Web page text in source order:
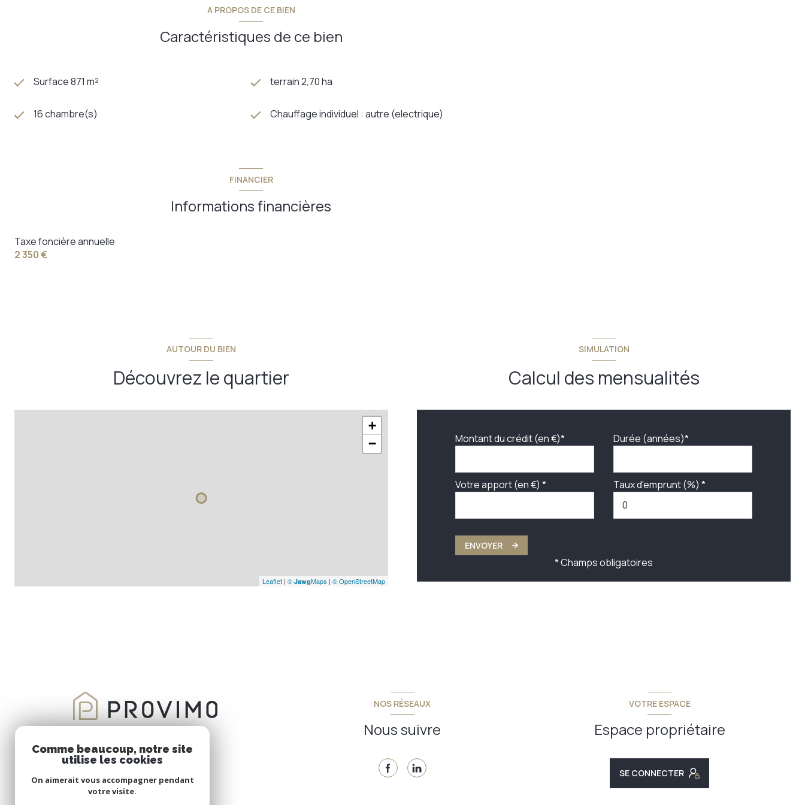
A PROPOS DE CE BIEN
Caractéristiques de ce bien
Surface 871 m² terrain 2,70 ha
16 chambre(s) Chauffage individuel : autre (electrique)
FINANCIER
Informations financières
Taxe foncière annuelle
2 350 €
AUTOUR DU BIEN
Découvrez le quartier
+
−
Leaflet | © JawgMaps | © OpenStreetMap
SIMULATION
Calcul des mensualités
Montant du crédit (en €)* Durée (années)*
Votre apport (en €) * Taux d'emprunt (%) *
ENVOYER
* Champs obligatoires
NOS RÉSEAUX
Nous suivre
VOTRE ESPACE
Espace propriétaire
SE CONNECTER
Comme beaucoup, notre site
utilise les cookies
On aimerait vous accompagner pendant
votre visite.